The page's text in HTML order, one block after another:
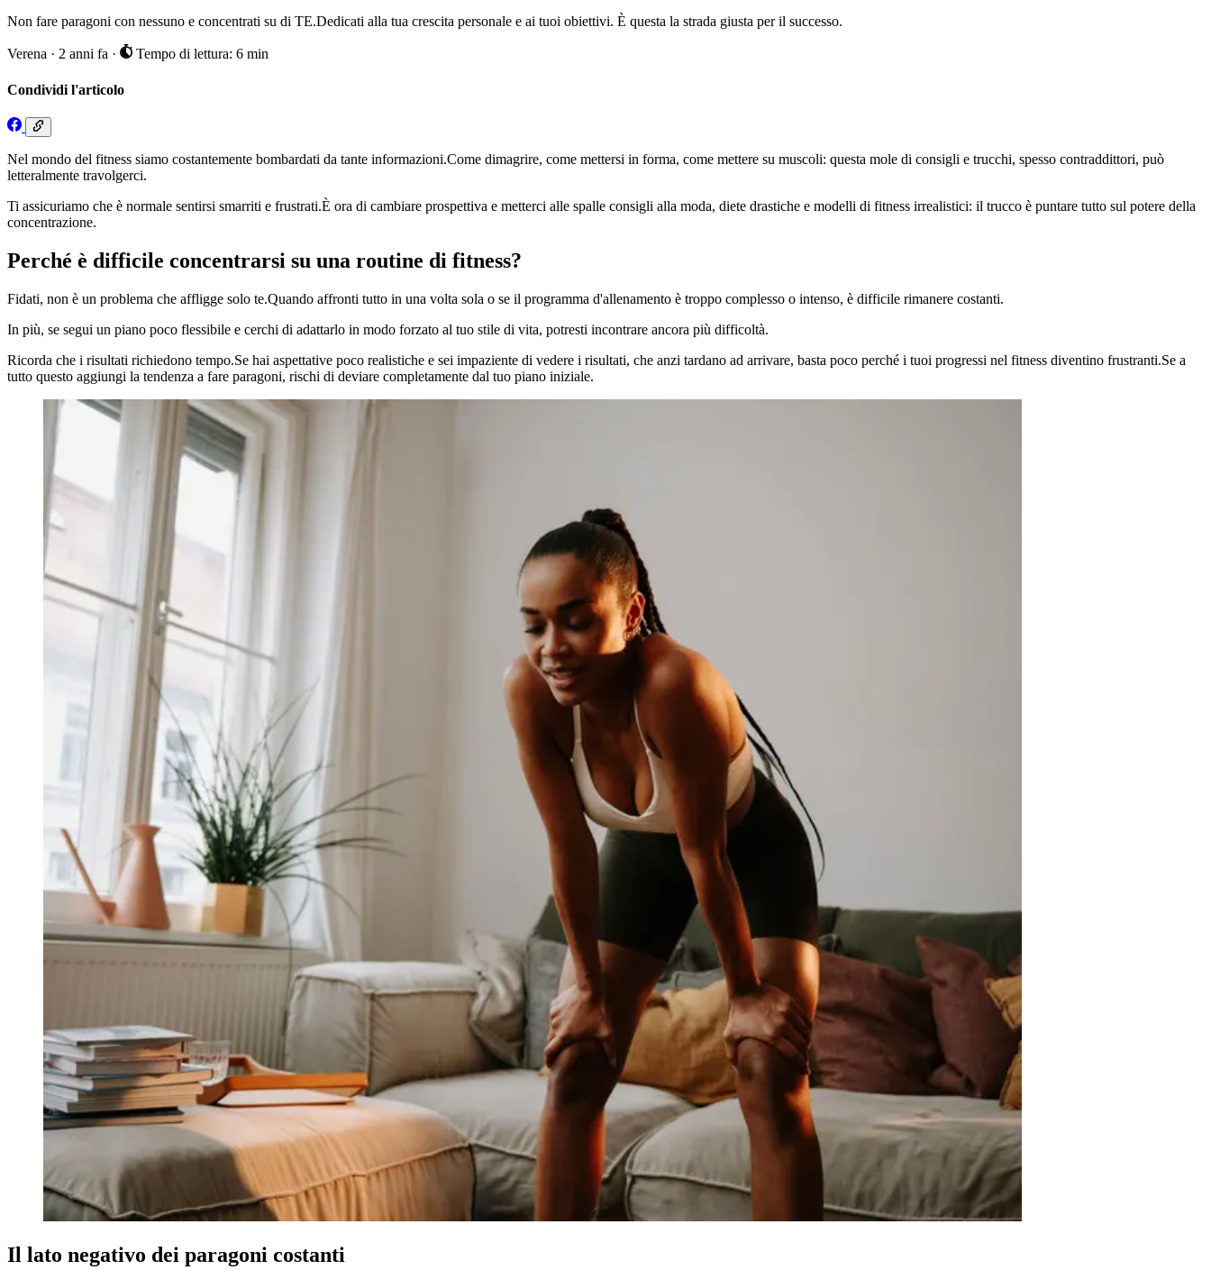
Non fare paragoni con nessuno e concentrati su di TE.Dedicati alla tua crescita personale e ai tuoi obiettivi. È questa la strada giusta per il successo.
Verena · 2 anni fa · Tempo di lettura: 6 min
Condividi l'articolo
Nel mondo del fitness siamo costantemente bombardati da tante informazioni.Come dimagrire, come mettersi in forma, come mettere su muscoli: questa mole di consigli e trucchi, spesso contraddittori, può
letteralmente travolgerci.
Ti assicuriamo che è normale sentirsi smarriti e frustrati.È ora di cambiare prospettiva e metterci alle spalle consigli alla moda, diete drastiche e modelli di fitness irrealistici: il trucco è puntare tutto sul potere della
concentrazione.
Perché è difficile concentrarsi su una routine di fitness?
Fidati, non è un problema che affligge solo te.Quando affronti tutto in una volta sola o se il programma d'allenamento è troppo complesso o intenso, è difficile rimanere costanti.
In più, se segui un piano poco flessibile e cerchi di adattarlo in modo forzato al tuo stile di vita, potresti incontrare ancora più difficoltà.
Ricorda che i risultati richiedono tempo.Se hai aspettative poco realistiche e sei impaziente di vedere i risultati, che anzi tardano ad arrivare, basta poco perché i tuoi progressi nel fitness diventino frustranti.Se a
tutto questo aggiungi la tendenza a fare paragoni, rischi di deviare completamente dal tuo piano iniziale.
Il lato negativo dei paragoni costanti